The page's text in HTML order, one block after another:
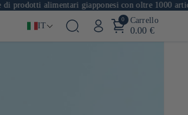
alimentari giapponesi con oltre 1000 articoli
IT
0 Carrello
0.00 €